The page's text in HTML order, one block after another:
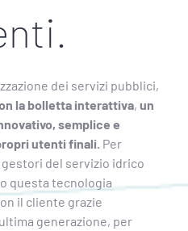
dei servizi pubblici,
la bolletta interattiva, un
semplice e
utenti finali. Per
del servizio idrico
questa tecnologia
il cliente grazie
generazione, per